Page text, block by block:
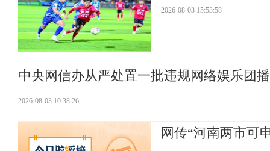
2026-08-03 15:53:58
中央网信办从严处置一批违规网络娱乐团
2026-08-03 10:38:26
网传“河南两市可